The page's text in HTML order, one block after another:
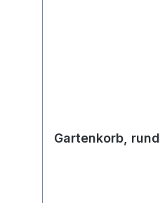
Gartenkorb, rund